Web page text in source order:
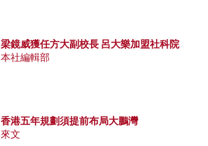
梁鏡威獲任方大副校長 呂大樂加盟社科院
本社編輯部
香港五年規劃須提前布局大鵬灣
來文